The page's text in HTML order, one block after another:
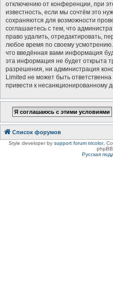
отключению от конференции, при
известность, если мы сочтём это
сохраняются для возможности
соглашаетесь с тем, что
право удалить, отредактировать,
любое время по своему
что введённая вами информация
эта информация не будет открыта
разрешения, ни администрация
Limited не может быть
привести к несанкционированному
Список форумов
Style developer by support forum tricolor,
Русская